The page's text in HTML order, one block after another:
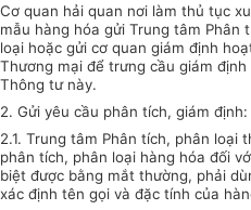
Cơ quan hải quan nơi làm thủ tục
mẫu hàng hóa gửi Trung tâm Phân
loại hoặc gửi cơ quan giám định
Thương mại để trưng cầu giám
Thông tư này.
2. Gửi yêu cầu phân tích, giám định:
2.1. Trung tâm Phân tích, phân loại
phân tích, phân loại hàng hóa đối
biệt được bằng mắt thường, phải
xác định tên gọi và đặc tính của